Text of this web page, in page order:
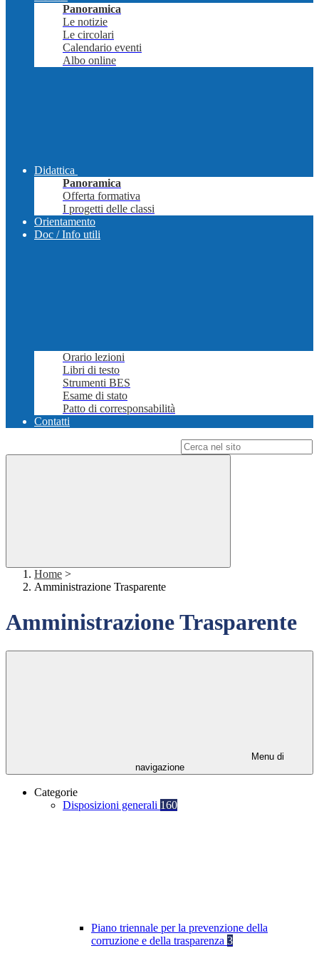
Panoramica
Le notizie
Le circolari
Calendario eventi
Albo online
Didattica
Panoramica
Offerta formativa
I progetti delle classi
Orientamento
Doc / Info utili
Orario lezioni
Libri di testo
Strumenti BES
Esame di stato
Patto di corresponsabilità
Contatti
Home >
Amministrazione Trasparente
Amministrazione Trasparente
Menu di
navigazione
Categorie
Disposizioni generali 160
Piano triennale per la prevenzione della
corruzione e della trasparenza 3